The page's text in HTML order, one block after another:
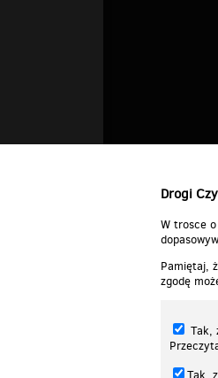
Drogi
W trosce
Pamiętaj,
zgodę
Tak,